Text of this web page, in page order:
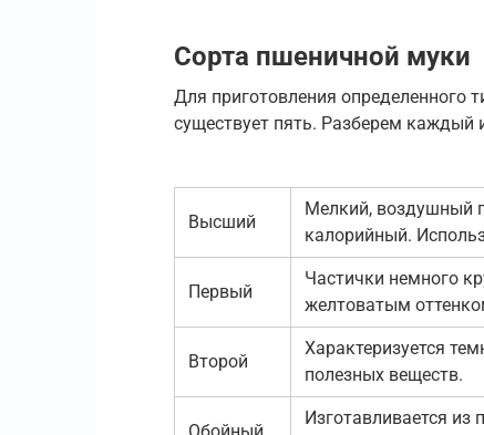
Сорта пшеничной муки
Для приготовления определенного
существует пять. Разберем каждый
Высший
Мелкий, воздушный
калорийный.
Первый
Частички немного
желтоватым
Второй
Характеризуется
полезных веществ.
Обойный
Изготавливается из